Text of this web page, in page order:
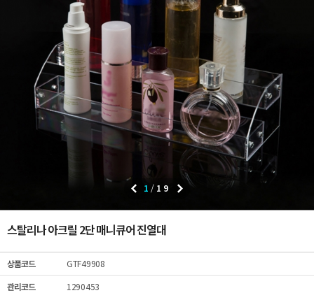
1 / 19
스탈리나 아크릴 2단 매니큐어 진열대
상품코드
GTF49908
관리코드
1290453